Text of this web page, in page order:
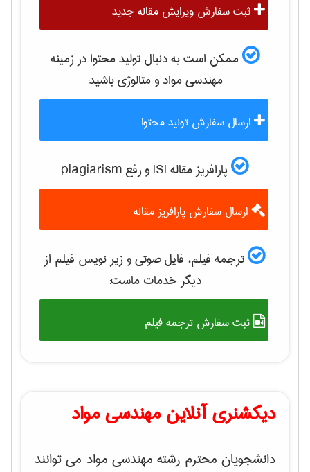
ثبت سفارش ویرایش مقاله جدید
ممکن است به دنبال تولید محتوا در زمینه
مهندسی مواد و متالوژیباشید:
ارسال سفارش تولید محتوا
پارافریز مقاله ISI و رفع plagiarism
ارسال سفارش پارافریز مقاله
ترجمه فیلم، فایل صوتی و زیر نویس فیلم از
دیگر خدمات ماست:
ثبت سفارش ترجمه فیلم
دیکشنری آنلاین مهندسی مواد
دانشجویان محترم رشته مهندسی مواد می توانند